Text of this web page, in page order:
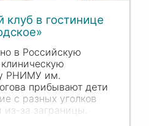
клуб в гостинице
в Российскую
РНИМУ им.
прибывают дети
с разных уголков
за заграницы.